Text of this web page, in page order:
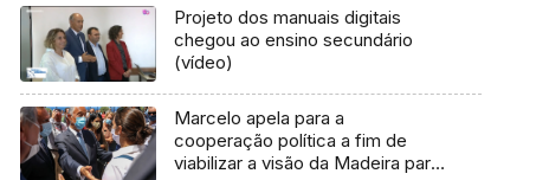
Projeto dos manuais digitais
chegou ao ensino secundário
(vídeo)
Marcelo apela para a
cooperação política a fim de
viabilizar a visão da Madeira para